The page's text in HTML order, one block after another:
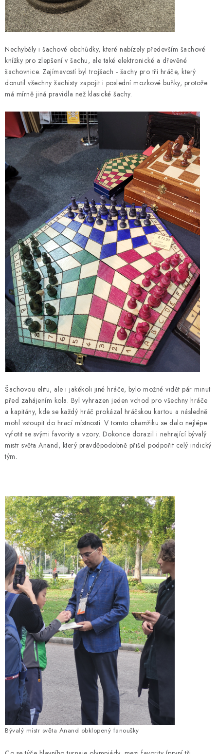
Nechyběly i šachové obchůdky, které nabízely především šachové
knížky pro zlepšení v šachu, ale také elektronické a dřevěné
šachovnice. Zajímavostí byl trojšach - šachy pro tři hráče, který
donutil všechny šachisty zapojit i poslední mozkové buňky, protože
má mírně jiná pravidla než klasické šachy.
Šachovou elitu, ale i jakékoli jiné hráče, bylo možné vidět pár minut
před zahájením kola. Byl vyhrazen jeden vchod pro všechny hráče
a kapitány, kde se každý hráč prokázal hráčskou kartou a následně
mohl vstoupit do hrací místnosti. V tomto okamžiku se dalo nejlépe
vyfotit se svými favority a vzory. Dokonce dorazil i nehrající bývalý
mistr světa Anand, který pravděpodobně přišel podpořit celý indický
tým.
Bývalý mistr světa Anand obklopený fanoušky